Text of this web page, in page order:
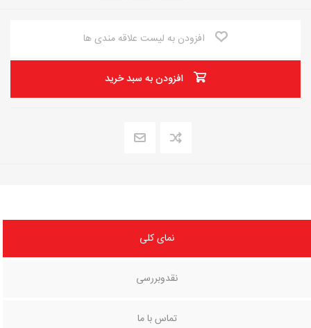
افزودن به لیست علاقه مندی ها
افزودن به سبد خرید
نمای کلی
نقدوبررسی
تماس با ما